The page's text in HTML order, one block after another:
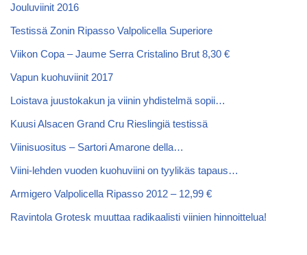
Jouluviinit 2016
Testissä Zonin Ripasso Valpolicella Superiore
Viikon Copa – Jaume Serra Cristalino Brut 8,30 €
Vapun kuohuviinit 2017
Loistava juustokakun ja viinin yhdistelmä sopii…
Kuusi Alsacen Grand Cru Rieslingiä testissä
Viinisuositus – Sartori Amarone della…
Viini-lehden vuoden kuohuviini on tyylikäs tapaus…
Armigero Valpolicella Ripasso 2012 – 12,99 €
Ravintola Grotesk muuttaa radikaalisti viinien hinnoittelua!